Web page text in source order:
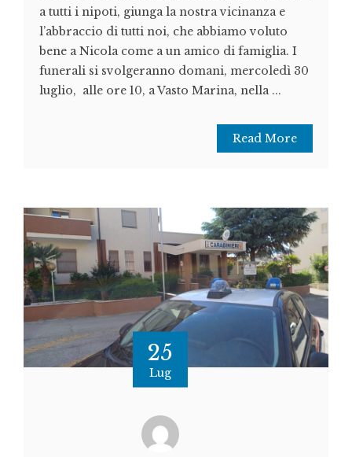
a tutti i nipoti, giunga la nostra vicinanza e
l’abbraccio di tutti noi, che abbiamo voluto
bene a Nicola come a un amico di famiglia. I
funerali si svolgeranno domani, mercoledì 30
luglio, alle ore 10, a Vasto Marina, nella ...
Read More
25
Lug